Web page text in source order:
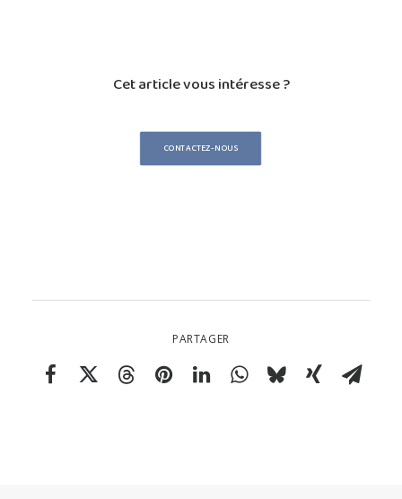
Cet article vous intéresse ?
CONTACTEZ-NOUS
PARTAGER